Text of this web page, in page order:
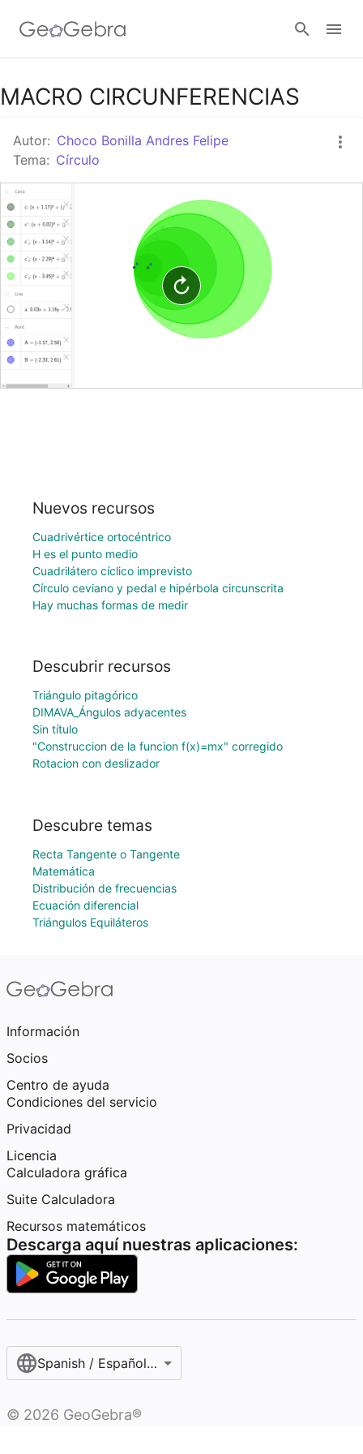
Google Classroom
GeoGebra Classroom
Abrir sesión
MACRO CIRCUNFERENCIAS
Autor: Choco Bonilla Andres Felipe
Tema: Círculo
Nuevos recursos
Cuadrivértice ortocéntrico
H es el punto medio
Cuadrilátero cíclico imprevisto
Círculo ceviano y pedal e hipérbola circunscrita
Hay muchas formas de medir
Descubrir recursos
Triángulo pitagórico
DIMAVA_Ángulos adyacentes
Sin título
"Construccion de la funcion f(x)=mx" corregido
Rotacion con deslizador
Descubre temas
Recta Tangente o Tangente
Matemática
Distribución de frecuencias
Ecuación diferencial
Triángulos Equiláteros
Información
Socios
Centro de ayuda
Condiciones del servicio
Privacidad
Licencia
Calculadora gráfica
Suite Calculadora
Recursos matemáticos
Descarga aquí nuestras aplicaciones:
Spanish / Español (internacional)
© 2026 GeoGebra®